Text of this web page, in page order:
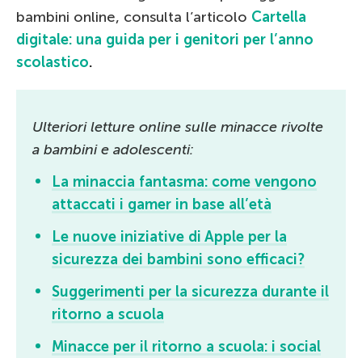
bambini online, consulta l’articolo Cartella
digitale: una guida per i genitori per l’anno
scolastico.
Ulteriori letture online sulle minacce rivolte
a bambini e adolescenti:
La minaccia fantasma: come vengono
attaccati i gamer in base all’età
Le nuove iniziative di Apple per la
sicurezza dei bambini sono efficaci?
Suggerimenti per la sicurezza durante il
ritorno a scuola
Minacce per il ritorno a scuola: i social